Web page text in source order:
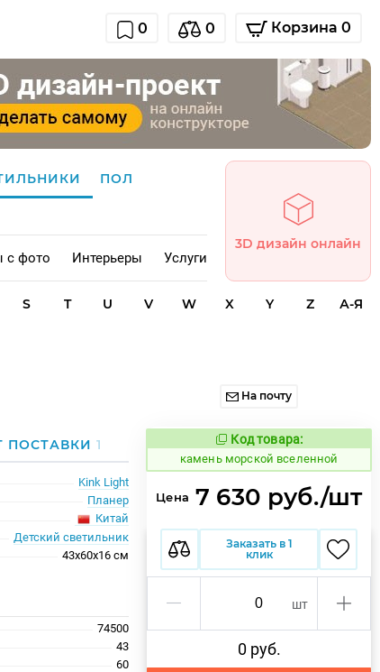
0 0 Корзина 0
ПОЛ
с фото Интерьеры Услуги
3D дизайн онлайн
S T U V W X Y Z А-Я
На почту
ПОСТАВКИ1
Kink Light
Планер
Китай
Детский светильник
43x60x16 см
74500
43
60
Код товара:
616888 Код товара:
камень морской вселенной
Цена 7 630 руб./шт
Заказать в 1
клик
шт
0 руб.